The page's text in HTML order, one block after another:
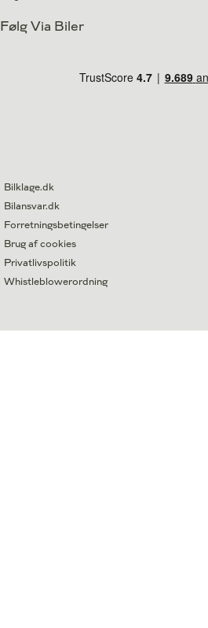
Følg Via Biler
Bilklage.dk
Bilansvar.dk
Forretningsbetingelser
Brug af cookies
Privatlivspolitik
Whistleblowerordning